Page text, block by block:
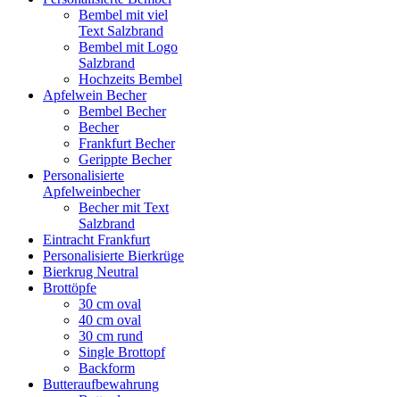
Bembel mit viel
Text Salzbrand
Bembel mit Logo
Salzbrand
Hochzeits Bembel
Apfelwein Becher
Bembel Becher
Becher
Frankfurt Becher
Gerippte Becher
Personalisierte
Apfelweinbecher
Becher mit Text
Salzbrand
Eintracht Frankfurt
Personalisierte Bierkrüge
Bierkrug Neutral
Brottöpfe
30 cm oval
40 cm oval
30 cm rund
Single Brottopf
Backform
Butteraufbewahrung